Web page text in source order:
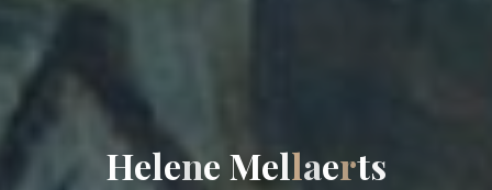
Helene Mellaerts